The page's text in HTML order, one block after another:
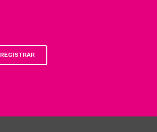
REGISTRAR